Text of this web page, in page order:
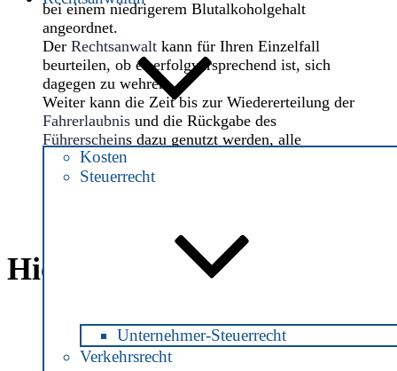
Kosten
Steuerrecht
Unternehmer-Steuerrecht
Verkehrsrecht
bei einem niedrigerem Blutalkoholgehalt
angeordnet.
Der Rechtsanwalt kann für Ihren Einzelfall
beurteilen, ob es erfolgversprechend ist, sich
dagegen zu wehren.
Weiter kann die Zeit bis zur Wiedererteilung der
Fahrerlaubnis und die Rückgabe des
Führerscheins dazu genutzt werden, alle
erforderlichen Nachweise (wie Nachweis der
Drogen- oder Alkoholabstinenz) für eine nicht
Hier finden Sie uns
Dr. Julia Jonas
Rechtsanwältin und Notarin